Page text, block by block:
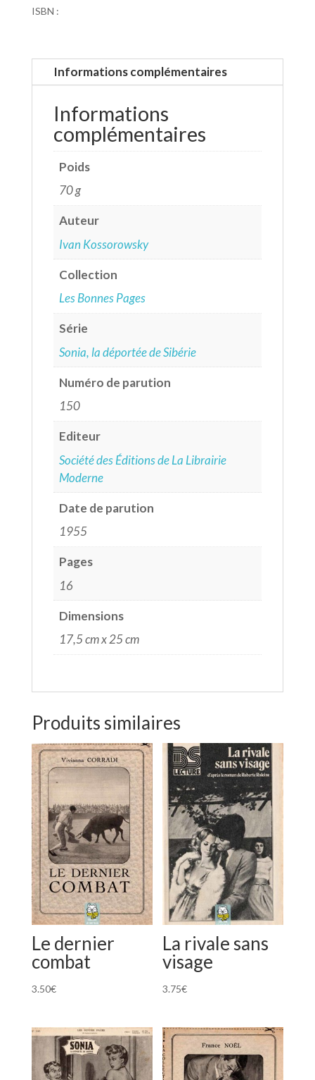
ISBN :
Informations complémentaires
Informations
complémentaires
Poids
70 g
Auteur
Ivan Kossorowsky
Collection
Les Bonnes Pages
Série
Sonia, la déportée de Sibérie
Numéro de parution
150
Editeur
Société des Éditions de La Librairie
Moderne
Date de parution
1955
Pages
16
Dimensions
17,5 cm x 25 cm
Produits similaires
Le dernier
combat
3.50€
La rivale sans
visage
3.75€